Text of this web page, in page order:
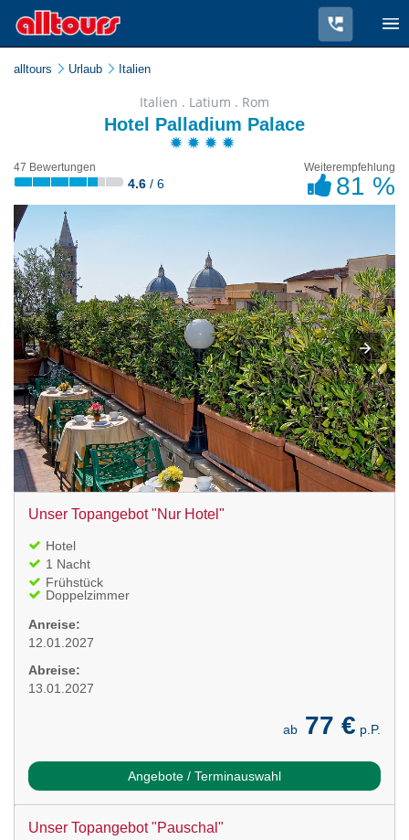
alltours Urlaub Italien
Italien . Latium . Rom
Hotel Palladium Palace
47 Bewertungen
4.6 / 6
Weiterempfehlung
81 %
Unser Topangebot "Nur Hotel"
Hotel
1 Nacht
Frühstück
Doppelzimmer
Anreise:
12.01.2027
Abreise:
13.01.2027
ab 77 € p.P.
Angebote / Terminauswahl
Unser Topangebot "Pauschal"